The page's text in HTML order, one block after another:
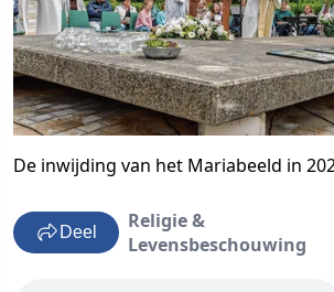
De inwijding van het Mariabeeld in
Deel
Religie &
Levensbeschouwing